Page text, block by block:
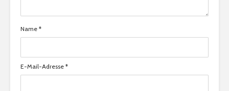
Name *
E-Mail-Adresse *